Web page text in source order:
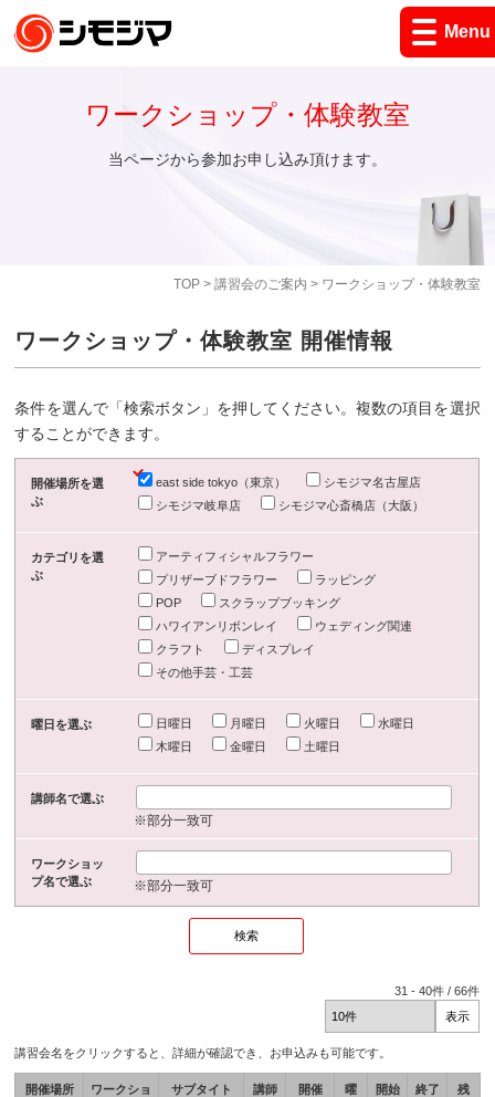
Menu
TOP> 講習会のご案内 > ワークショップ・体験教室
ワークショップ・体験教室
当ページから参加お申し込み頂けます。
ワークショップ・体験教室 開催情報
条件を選んで「検索ボタン」を押してください。複数の項目を選択
することができます。
開催場所を選
ぶ
east side tokyo（東京）
シモジマ名古屋店
シモジマ岐阜店
シモジマ心斎橋店（大阪）
カテゴリを選
ぶ
アーティフィシャルフラワー
プリザーブドフラワー
ラッピング
POP
スクラップブッキング
ハワイアンリボンレイ
ウェディング関連
クラフト
ディスプレイ
その他手芸・工芸
曜日を選ぶ 日曜日 月曜日 火曜日
水曜日
木曜日
金曜日 土曜日
講師名で選ぶ
※部分一致可
ワークショッ
プ名で選ぶ
※部分一致可
31 -40件 /66件
講習会名をクリックすると、詳細が確認でき、お申込みも可能です。
開催場所
ワークショ
サブタイト
講師
開催
曜
開始
終了
残